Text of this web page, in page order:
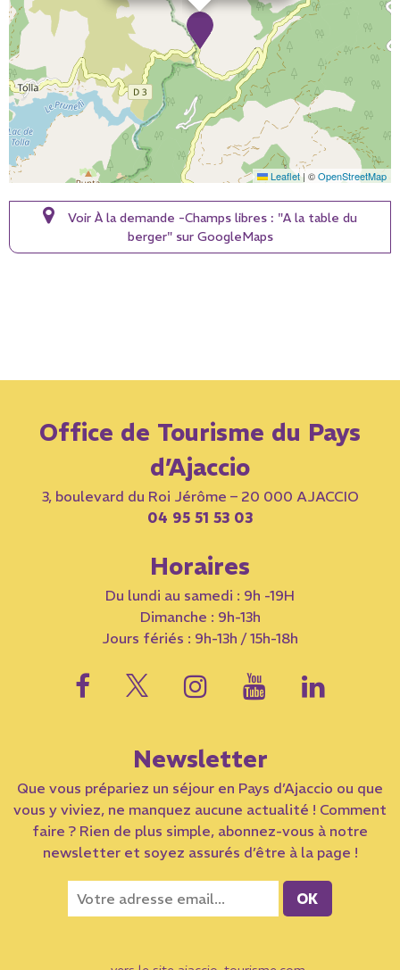
Leaflet |©OpenStreetMap
Voir À la demande -Champs libres : "A la table du
berger" sur GoogleMaps
Office de Tourisme du Pays
d’Ajaccio
3, boulevard du Roi Jérôme – 20 000 AJACCIO
04 95 51 53 03
Horaires
Du lundi au samedi : 9h -19H
Dimanche : 9h-13h
Jours fériés : 9h-13h / 15h-18h
Newsletter
Que vous prépariez un séjour en Pays d’Ajaccio ou que
vous y viviez, ne manquez aucune actualité ! Comment
faire ? Rien de plus simple, abonnez-vous à notre
newsletter et soyez assurés d’être à la page !